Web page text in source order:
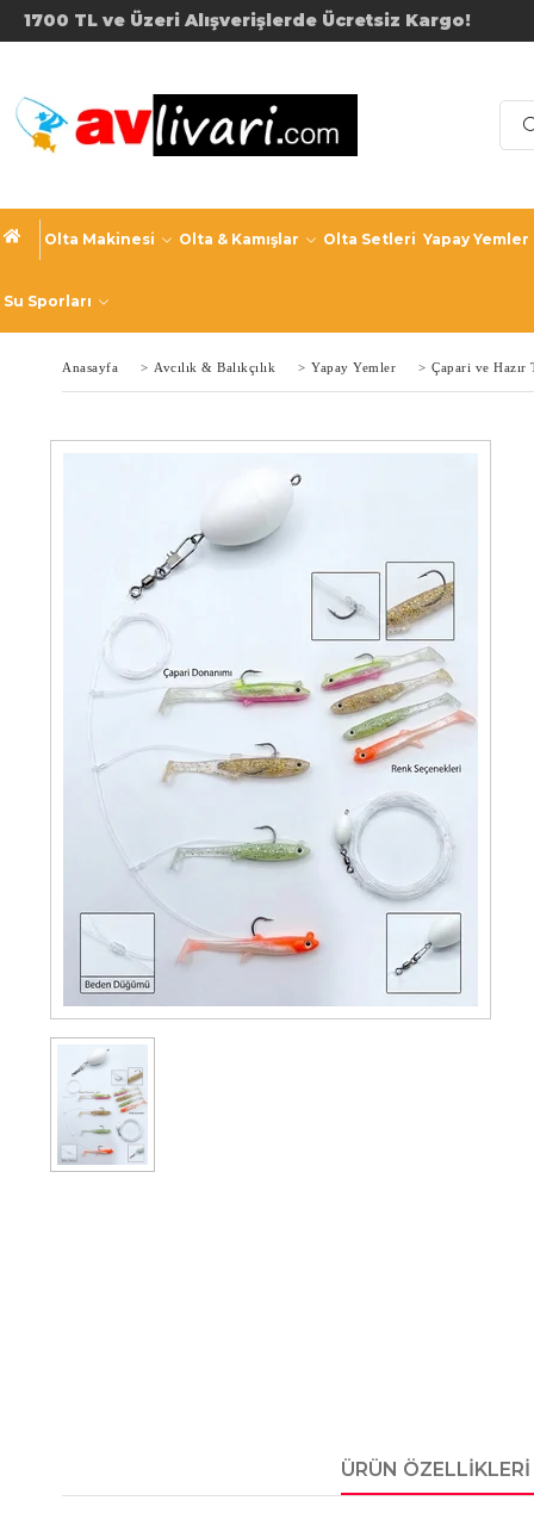
1700 TL ve Üzeri
Olta Makinesi Olta & Kamışlar Olta Setleri Yapay Yemler
Su Sporları
Anasayfa > Avcılık & Balıkçılık > Yapay Yemler > Çapari ve Hazır
ÜRÜN ÖZELLIKLERI